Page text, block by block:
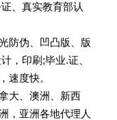
、真实教育部认
防伪、凹凸版、版
，印刷;毕业.证、
速度快。
大、澳洲、新西
，亚洲各地代理人